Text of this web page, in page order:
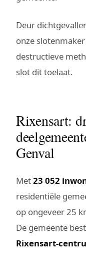
Deur
onze
destructieve
slot dit toelaat.
Rixensart:
Genval
Met23 052
residentiële
op ongeveer 25
De gemeente
Rixensart-